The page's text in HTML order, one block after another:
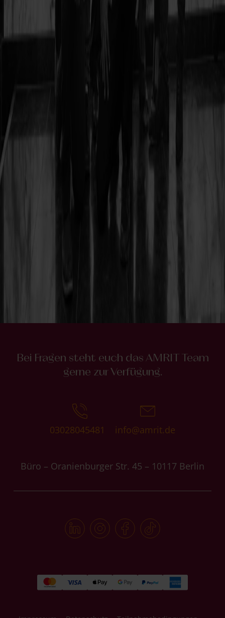
Bei Fragen steht euch das AMRIT Team
gerne zur Verfügung.
03028045481 info@amrit.de
Büro – Oranienburger Str. 45 – 10117 Berlin